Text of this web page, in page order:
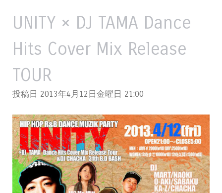
UNITY × DJ TAMA Dance
Hits Cover Mix Release
TOUR
投稿日 2013年4月12日金曜日 21:00